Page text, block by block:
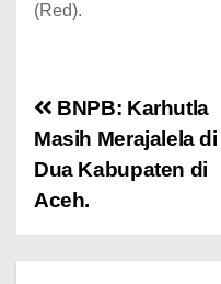
(Red).
BNPB: Karhutla
Masih Merajalela di
Dua Kabupaten di
Aceh.